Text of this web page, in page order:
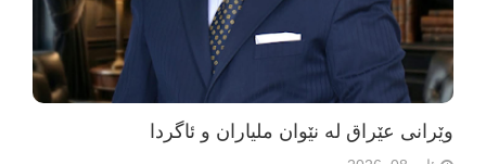
وێرانی عێراق لە نێوان ملیاران و ئاگردا